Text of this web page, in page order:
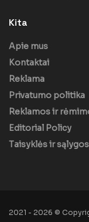
Kita
Apie mus
Kontaktai
Reklama
Privatumo politika
Reklamos ir
Editorial Policy
Taisyklės ir sąlygos
2021 - 2026 ©